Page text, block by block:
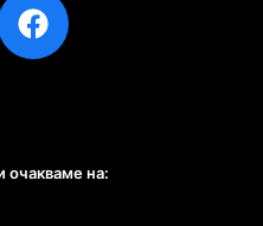
очакваме на: